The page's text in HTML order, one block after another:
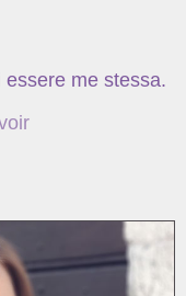
me stessa.